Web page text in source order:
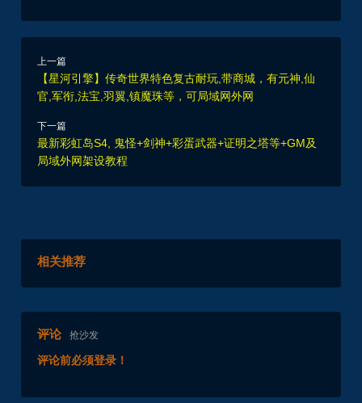
上一篇
【星河引擎】传奇世界特色复古耐玩,带商城，有元神,仙
官,军衔,法宝,羽翼,镇魔珠等，可局域网外网
下一篇
最新彩虹岛S4, 鬼怪+剑神+彩蛋武器+证明之塔等+GM及
局域外网架设教程
相关推荐
评论 抢沙发
评论前必须登录！